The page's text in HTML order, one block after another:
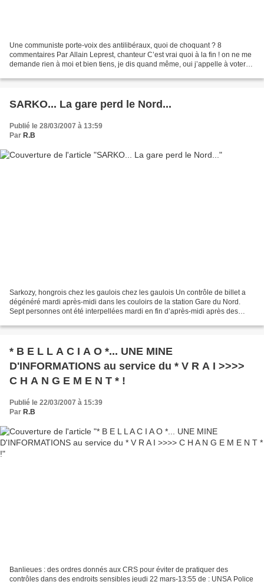
Une communiste porte-voix des antilibéraux, quoi de choquant ? 8
commentaires Par Allain Leprest, chanteur C’est vrai quoi à la fin ! on ne me
demande rien à moi et bien tiens, je dis quand même, oui j’appelle à voter
SARKO... La gare perd le Nord...
Publié le 28/03/2007 à 13:59
Par R.B
Sarkozy, hongrois chez les gaulois chez les gaulois Un contrôle de billet a
dégénéré mardi après-midi dans les couloirs de la station Gare du Nord.
Sept personnes ont été interpellées mardi en fin d’après-midi après des
* B E L L A C I A O *... UNE MINE
D'INFORMATIONS au service du * V R A I >>>>
C H A N G E M E N T * !
Publié le 22/03/2007 à 15:39
Par R.B
Banlieues : des ordres donnés aux CRS pour éviter de pratiquer des
contrôles dans des endroits sensibles jeudi 22 mars-13:55 de : UNSA Police